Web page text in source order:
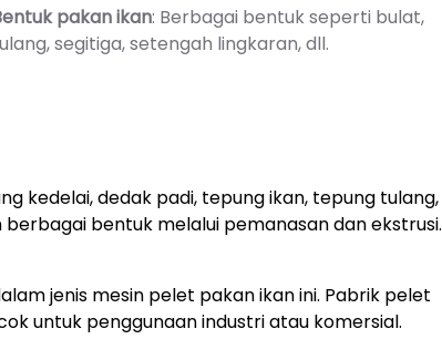
pakan ikan: Berbagai bentuk seperti bulat,
segitiga, setengah lingkaran, dll.
kedelai, dedak padi, tepung ikan, tepung tulang,
bentuk melalui pemanasan dan ekstrusi.
jenis mesin pelet pakan ikan ini. Pabrik pelet
untuk penggunaan industri atau komersial.